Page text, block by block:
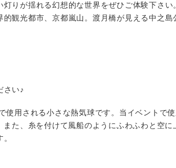
りが揺れる幻想的な世界をぜひご体験下さ
観光都市、京都嵐山。渡月橋が見える中之
さい♪
使用される小さな熱気球です。当イベントで
また、糸を付けて風船のようにふわふわと空